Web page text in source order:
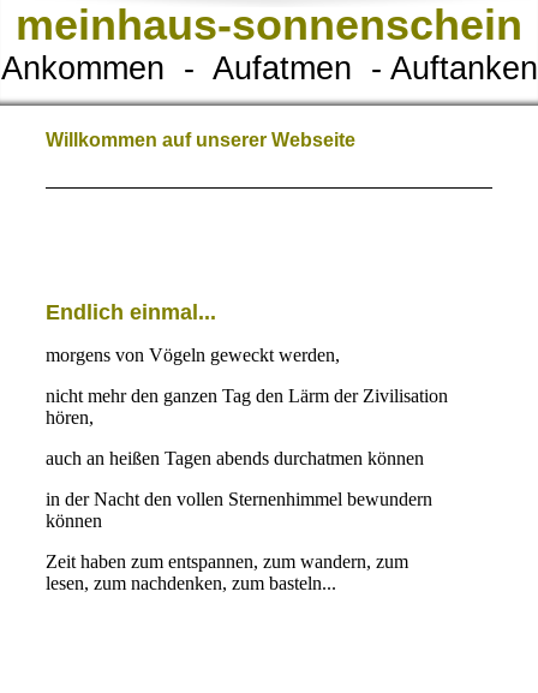
meinhaus-sonnenschein
Ankommen - Aufatmen - Auftanken
Willkommen auf unserer Webseite
Endlich einmal...
morgens von Vögeln geweckt werden,
nicht mehr den ganzen Tag den Lärm der Zivilisation
hören,
auch an heißen Tagen abends durchatmen können
in der Nacht den vollen Sternenhimmel bewundern
können
Zeit haben zum entspannen, zum wandern, zum
lesen, zum nachdenken, zum basteln...